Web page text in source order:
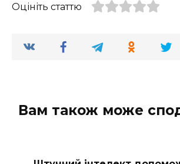
Оцініть статтю
Вам також може